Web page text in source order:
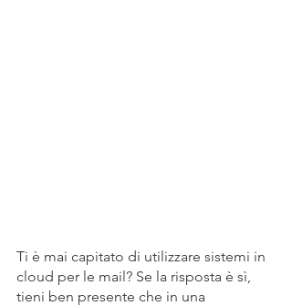
Ti è mai capitato di utilizzare sistemi in
cloud per le mail? Se la risposta è sì,
tieni ben presente che in una